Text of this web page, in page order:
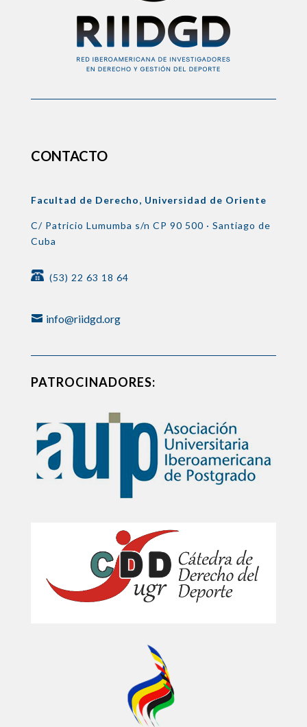
CONTACTO
Facultad de Derecho, Universidad de Oriente
C/ Patricio Lumumba s/n CP 90 500 · Santiago de
Cuba
(53) 22 63 18 64
info@riidgd.org
PATROCINADORES: